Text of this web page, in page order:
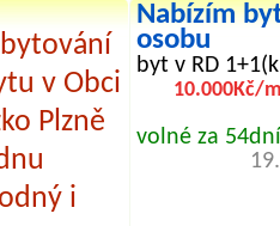
v Obci
Plzně
i
Nabízím
osobu
byt v RD
10.000Kč/
volné za 54dní